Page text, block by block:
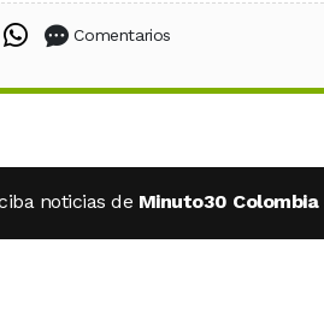
en Facebook
en X (Twitter)
Compartir en WhatsApp
Comentarios
noticias de Minuto30 Colombia